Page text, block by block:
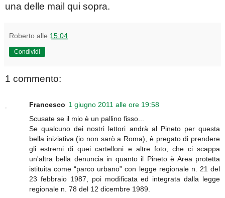
una delle mail qui sopra.
Roberto alle 15:04
Condividi
1 commento:
Francesco 1 giugno 2011 alle ore 19:58
Scusate se il mio è un pallino fisso...
Se qualcuno dei nostri lettori andrà al Pineto per questa
bella iniziativa (io non sarò a Roma), è pregato di prendere
gli estremi di quei cartelloni e altre foto, che ci scappa
un'altra bella denuncia in quanto il Pineto è Area protetta
istituita come “parco urbano” con legge regionale n. 21 del
23 febbraio 1987, poi modificata ed integrata dalla legge
regionale n. 78 del 12 dicembre 1989.